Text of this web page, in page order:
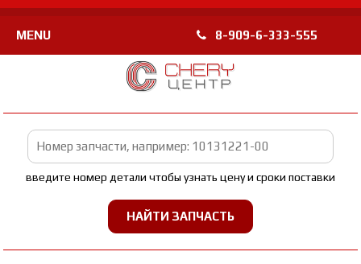
MENU 8-909-6-333-555
введите номер детали чтобы узнать цену и сроки поставки